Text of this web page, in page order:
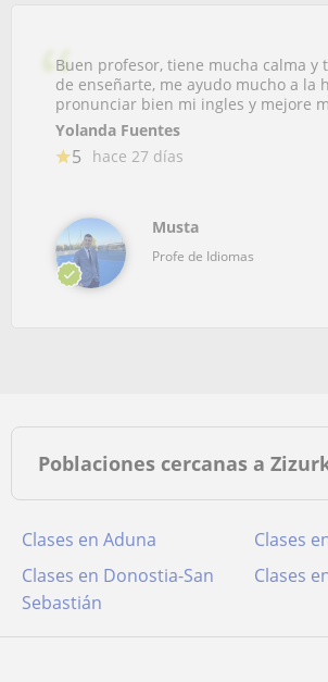
Buen profesor, tiene mucha calma y
de enseñarte, me ayudo mucho a la
pronunciar bien mi ingles y mejore
Yolanda Fuentes
5 hace 27 días
Musta
Profe de Idiomas
Poblaciones cercanas a
Clases en Aduna
Clases
Clases en Donostia-San
Sebastián
Clases